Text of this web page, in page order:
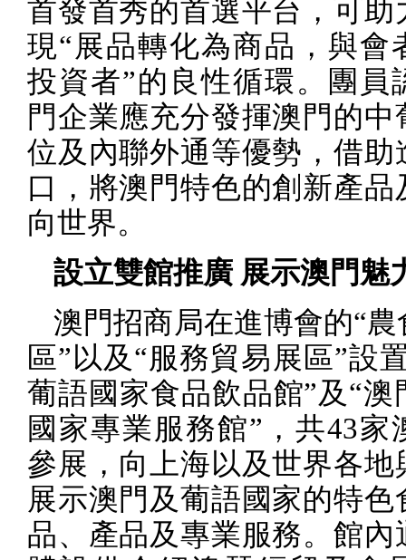
首發首秀的首選平台，可助
現“展品轉化為商品，與會
投資者”的良性循環。團員
門企業應充分發揮澳門的中
位及內聯外通等優勢，借助
口，將澳門特色的創新產品
向世界。
設立雙館推廣 展示澳門魅
澳門招商局在進博會的“
區”以及“服務貿易展區”設
葡語國家食品飲品館”及“澳
國家專業服務館”，共43家
參展，向上海以及世界各地
展示澳門及葡語國家的特色
品、產品及專業服務。館內